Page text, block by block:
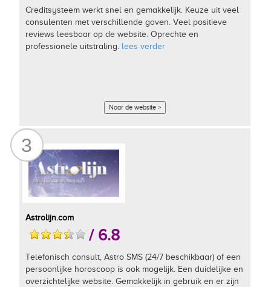
Creditsysteem werkt snel en gemakkelijk. Keuze uit veel
consulenten met verschillende gaven. Veel positieve
reviews leesbaar op de website. Oprechte en
professionele uitstraling. lees verder
Naar de website >
3
Astrolijn.com
/ 6.8
Telefonisch consult, Astro SMS (24/7 beschikbaar) of een
persoonlijke horoscoop is ook mogelijk. Een duidelijke en
overzichtelijke website. Gemakkelijk in gebruik en er zijn